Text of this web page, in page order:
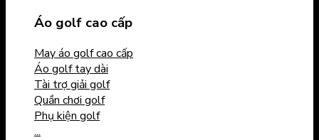
Áo golf cao cấp
May áo golf cao cấp
Áo golf tay dài
Tài trợ giải golf
Quần chơi golf
Phụ kiện golf
...